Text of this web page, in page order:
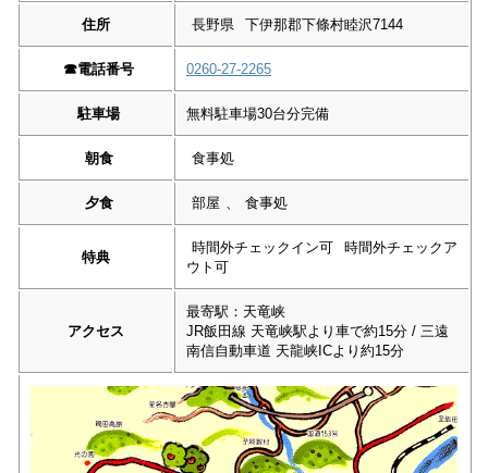
住所 長野県 下伊那郡下條村睦沢7144
☎︎電話番号 0260-27-2265
駐車場 無料駐車場30台分完備
朝食 食事処
夕食 部屋 、 食事処
特典
時間外チェックイン可
時間外チェックア
ウト可
アクセス
最寄駅：天竜峡
JR飯田線 天竜峡駅より車で約15分 / 三遠
南信自動車道 天龍峡ICより約15分